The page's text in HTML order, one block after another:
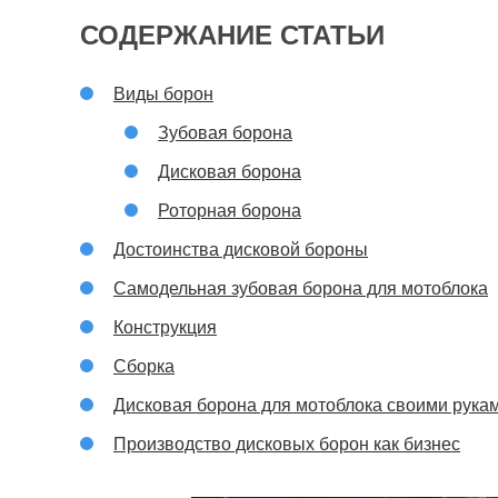
СОДЕРЖАНИЕ СТАТЬИ
Виды борон
Зубовая борона
Дисковая борона
Роторная борона
Достоинства дисковой бороны
Самодельная зубовая борона для мотоблока
Конструкция
Сборка
Дисковая борона для мотоблока своими
Производство дисковых борон как бизнес